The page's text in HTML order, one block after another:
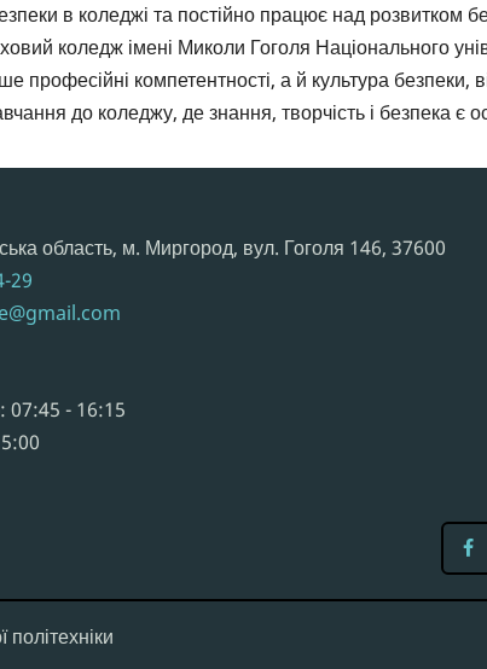
в коледжі та постійно працює над розвитком
коледж імені Миколи Гоголя Національного
компетентності, а й культура безпеки,
до коледжу, де знання, творчість і безпека є
область, м. Миргород, вул. Гоголя 146,​ 37600
29
07:45 - 16:15